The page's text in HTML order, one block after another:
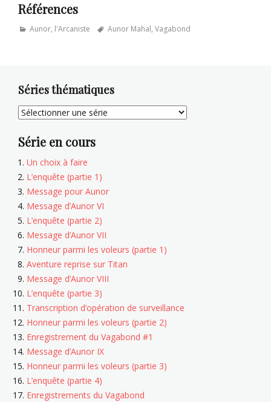
Références
Categories
Aunor, l'Arcaniste TagsAunor Mahal, Vagabond
Séries thématiques
Série en cours
Un choix à faire
L’enquête (partie 1)
Message pour Aunor
Message d’Aunor VI
L’enquête (partie 2)
Message d’Aunor VII
Honneur parmi les voleurs (partie 1)
Aventure reprise sur Titan
Message d’Aunor VIII
L’enquête (partie 3)
Transcription d’opération de surveillance
Honneur parmi les voleurs (partie 2)
Enregistrement du Vagabond #1
Message d’Aunor IX
Honneur parmi les voleurs (partie 3)
L’enquête (partie 4)
Enregistrements du Vagabond